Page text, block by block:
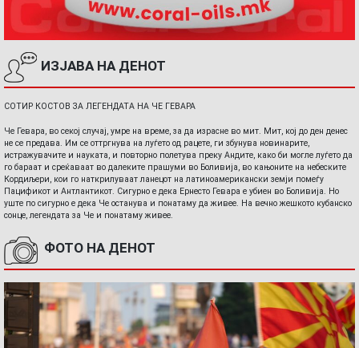
ИЗЈАВА НА ДЕНОТ
СОТИР КОСТОВ ЗА ЛЕГЕНДАТА НА ЧЕ ГЕВАРА
Че Гевара, во секој случај, умре на време, за да израсне во мит. Мит, кој до ден денес
не се предава. Им се оттргнува на луѓето од рацете, ги збунува новинарите,
истражувачите и науката, и повторно полетува преку Андите, како би могле луѓето да
го бараат и среќаваат во далеките прашуми во Боливија, во кањоните на небеските
Кордиљери, кои го наткрилуваат ланецот на латиноамерикански земји помеѓу
Пацификот и Антлантикот. Сигурно е дека Ернесто Гевара е убиен во Боливија. Но
уште по сигурно е дека Че останува и понатаму да живее. На вечно жешкото кубанско
сонце, легендата за Че и понатаму живее.
ФОТО НА ДЕНОТ